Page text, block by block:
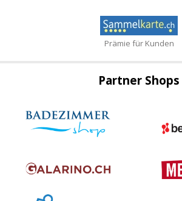
Prämie für Kunden
Partner Shops